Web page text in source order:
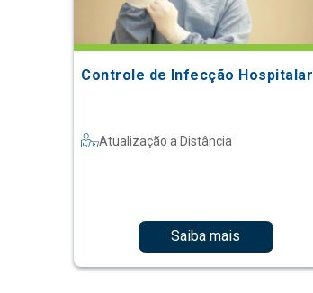
Controle de Infecção Hospitalar
Atualização a Distância
Saiba mais